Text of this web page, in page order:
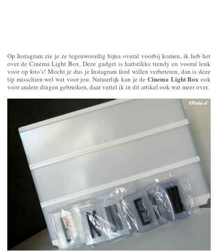
Op Instagram zie je ze tegenwoordig bijna overal voorbij komen, ik heb het
over de Cinema Light Box. Deze gadget is hartstikke trendy en vooral leuk
voor op foto’s! Mocht je dus je Instagram feed willen verbeteren, dan is deze
tip misschien wel wat voor jou. Natuurlijk kan je de Cinema Light Box ook
voor andere dingen gebruiken, daar vertel ik in dit artikel ook wat meer over.